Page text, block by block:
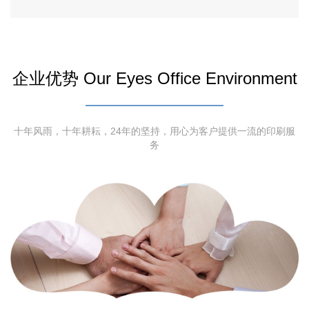
企业优势 Our Eyes Office Environment
十年风雨，十年耕耘，24年的坚持，用心为客户提供一流的印刷服
务